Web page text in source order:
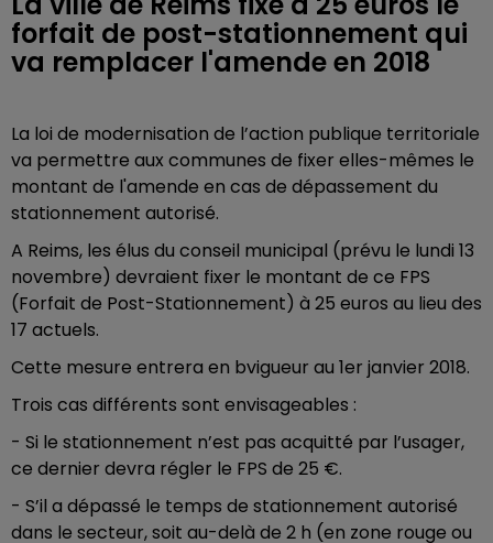
forfait de post-stationnement qui
va remplacer l'amende en 2018
La loi de modernisation de l’action publique territoriale
va permettre aux communes de fixer elles-mêmes le
montant de l'amende en cas de dépassement du
stationnement autorisé.
A Reims, les élus du conseil municipal (prévu le lundi 13
novembre) devraient fixer le montant de ce FPS
(Forfait de Post-Stationnement) à 25 euros au lieu des
17 actuels.
Cette mesure entrera en bvigueur au 1er janvier 2018.
Trois cas différents sont envisageables :
- Si le stationnement n’est pas acquitté par l’usager,
ce dernier devra régler le FPS de 25 €.
- S’il a dépassé le temps de stationnement autorisé
dans le secteur, soit au-delà de 2 h (en zone rouge ou